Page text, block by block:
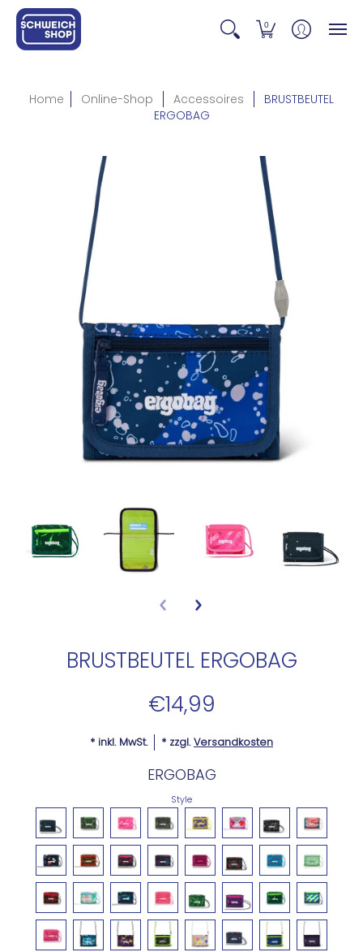
0
Home Online-Shop Accessoires
BRUSTBEUTEL
ERGOBAG
BRUSTBEUTEL ERGOBAG
€14,99
* inkl. MwSt. * zzgl.Versandkosten
ERGOBAG
Style